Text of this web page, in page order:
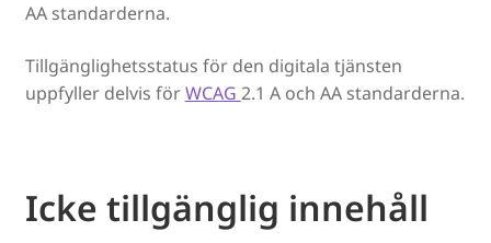
AA standarderna.
Tillgänglighetsstatus för den digitala tjänsten
uppfyller delvis förWCAG 2.1 A och AA standarderna.
Icke tillgänglig innehåll